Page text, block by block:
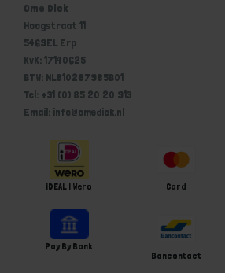
Ome Dick
Hoogstraat 11
5469EL Erp
KvK: 17140625
BTW: NL810287985B01
Tel: +31 (0) 85 20 20 913
Email: info@omedick.nl
iDEAL | Wero Card
Pay By Bank
Bancontact